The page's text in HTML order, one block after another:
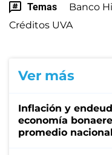
Temas Banco
Créditos UVA
Ver más
Inflación y
economía
promedio